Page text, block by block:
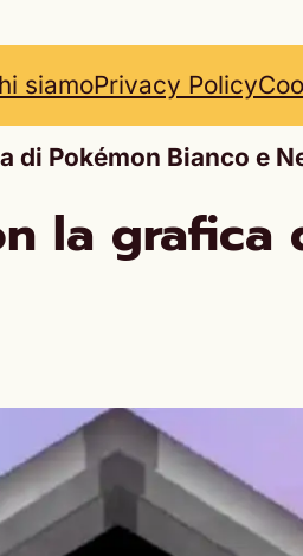
siamoPrivacy Policy
di Pokémon Bianco e
la grafica